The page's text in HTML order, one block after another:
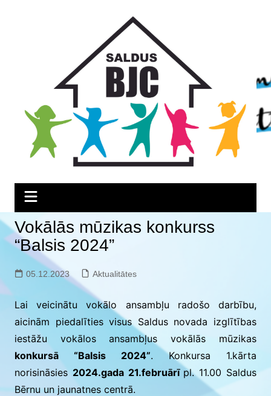
Vokālās mūzikas konkurss
“Balsis 2024”
05.12.2023 Aktualitātes
Lai veicinātu vokālo ansambļu radošo darbību,
aicinām piedalīties visus Saldus novada izglītības
iestāžu vokālos ansambļus vokālās mūzikas
konkursā “Balsis 2024”. Konkursa 1.kārta
norisināsies 2024.gada 21.februārī pl. 11.00 Saldus
Bērnu un jaunatnes centrā.